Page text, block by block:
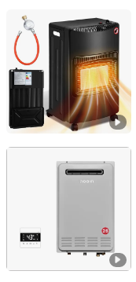
Zhongshan Idea
Guangdong, China
Zhongshan Nobin